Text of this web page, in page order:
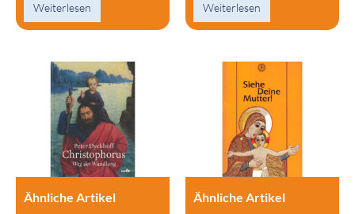
Weiterlesen Weiterlesen
Ähnliche Artikel Ähnliche Artikel